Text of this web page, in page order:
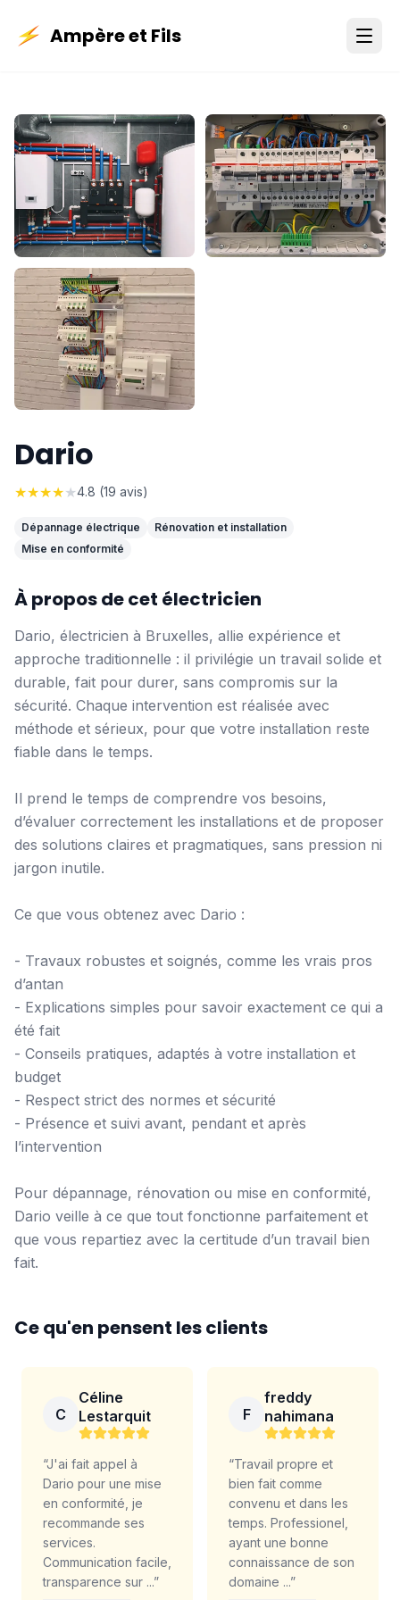
Ampère et Fils
Dario
★★★★★4.8 (19 avis)
Dépannage électrique
Rénovation et installation
Mise en conformité
À propos de cet électricien
Dario, électricien à Bruxelles, allie expérience et
approche traditionnelle : il privilégie un travail solide et
durable, fait pour durer, sans compromis sur la
sécurité. Chaque intervention est réalisée avec
méthode et sérieux, pour que votre installation reste
fiable dans le temps.
Il prend le temps de comprendre vos besoins,
d’évaluer correctement les installations et de proposer
des solutions claires et pragmatiques, sans pression ni
jargon inutile.
Ce que vous obtenez avec Dario :
- Travaux robustes et soignés, comme les vrais pros
d’antan
- Explications simples pour savoir exactement ce qui a
été fait
- Conseils pratiques, adaptés à votre installation et
budget
- Respect strict des normes et sécurité
- Présence et suivi avant, pendant et après
l’intervention
Pour dépannage, rénovation ou mise en conformité,
Dario veille à ce que tout fonctionne parfaitement et
que vous repartiez avec la certitude d’un travail bien
fait.
Ce qu'en pensent les clients
C
Céline
Lestarquit
“J'ai fait appel à
Dario pour une mise
en conformité, je
recommande ses
services.
Communication facile,
transparence sur ...”
F
freddy
nahimana
“Travail propre et
bien fait comme
convenu et dans les
temps. Professionel,
ayant une bonne
connaissance de son
domaine ...”